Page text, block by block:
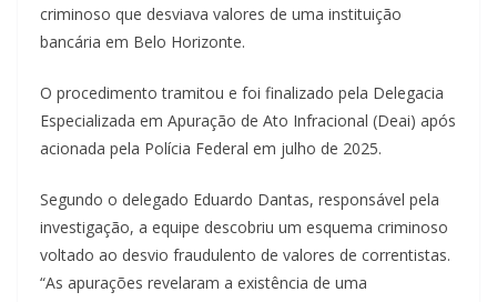
criminoso que desviava valores de uma instituição
bancária em Belo Horizonte.
O procedimento tramitou e foi finalizado pela Delegacia
Especializada em Apuração de Ato Infracional (Deai) após
acionada pela Polícia Federal em julho de 2025.
Segundo o delegado Eduardo Dantas, responsável pela
investigação, a equipe descobriu um esquema criminoso
voltado ao desvio fraudulento de valores de correntistas.
“As apurações revelaram a existência de uma